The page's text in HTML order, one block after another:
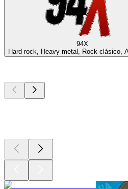
94X
Hard rock, Heavy metal, Rock clásico,